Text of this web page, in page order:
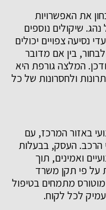
את האפשרויות
שיקולים נוספים
נסיעה צפויים יכולים
בין אם מדובר
המלצה גורפת היא
ולחסרונות של כל
באזור המרכז, עם
תיקוני הרכב. העסק, בבעלות
ואמינים, תוך
על פי תקן משרד
מתמחים בטיפול
לכל לקוח.